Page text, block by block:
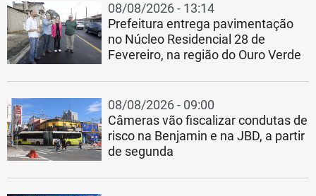
08/08/2026 - 13:14
Prefeitura entrega pavimentação
no Núcleo Residencial 28 de
Fevereiro, na região do Ouro Verde
08/08/2026 - 09:00
Câmeras vão fiscalizar condutas de
risco na Benjamin e na JBD, a partir
de segunda